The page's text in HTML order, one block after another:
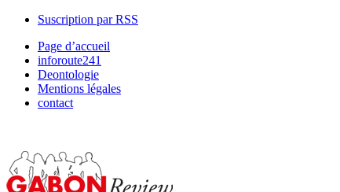
Suscription par RSS
Page d’accueil
inforoute241
Deontologie
Mentions légales
contact